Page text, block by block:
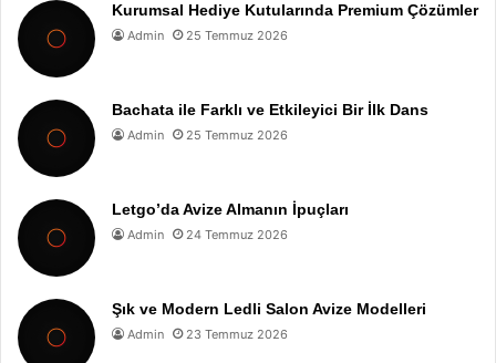
Kurumsal Hediye Kutularında Premium Çözümler
Admin 25 Temmuz 2026
Bachata ile Farklı ve Etkileyici Bir İlk Dans
Admin 25 Temmuz 2026
Letgo’da Avize Almanın İpuçları
Admin 24 Temmuz 2026
Şık ve Modern Ledli Salon Avize Modelleri
Admin 23 Temmuz 2026